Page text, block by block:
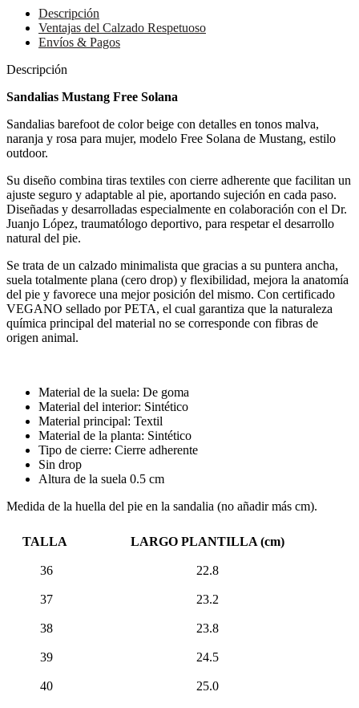
Descripción
Ventajas del Calzado Respetuoso
Envíos & Pagos
Descripción
Sandalias Mustang Free Solana
Sandalias barefoot de color beige con detalles en tonos malva,
naranja y rosa para mujer, modelo Free Solana de Mustang, estilo
outdoor.
Su diseño combina tiras textiles con cierre adherente que facilitan un
ajuste seguro y adaptable al pie, aportando sujeción en cada paso.
Diseñadas y desarrolladas especialmente en colaboración con el Dr.
Juanjo López, traumatólogo deportivo, para respetar el desarrollo
natural del pie.
Se trata de un calzado minimalista que gracias a su puntera ancha,
suela totalmente plana (cero drop) y flexibilidad, mejora la anatomía
del pie y favorece una mejor posición del mismo. Con certificado
VEGANO sellado por PETA, el cual garantiza que la naturaleza
química principal del material no se corresponde con fibras de
origen animal.
Material de la suela: De goma
Material del interior: Sintético
Material principal: Textil
Material de la planta: Sintético
Tipo de cierre: Cierre adherente
Sin drop
Altura de la suela 0.5 cm
Medida de la huella del pie en la sandalia (no añadir más cm).
TALLA LARGO PLANTILLA (cm)
36 22.8
37 23.2
38 23.8
39 24.5
40 25.0